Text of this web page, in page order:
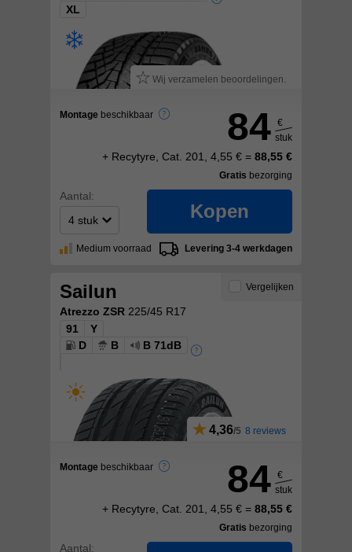
XL
Wij verzamelen beoordelingen.
Montage beschikbaar 84 €
stuk
+ Recytyre, Cat. 201, 4,55 € = 88,55 €
Gratis bezorging
Aantal:
Kopen
Medium voorraad Levering 3-4 werkdagen
Sailun
Atrezzo ZSR 225/45 R17
91
Y
D
B B 71dB
4,36 8 reviews
Montage beschikbaar
Vergelijken
84 €
stuk
+ Recytyre, Cat. 201, 4,55 € = 88,55 €
Gratis bezorging
Aantal: